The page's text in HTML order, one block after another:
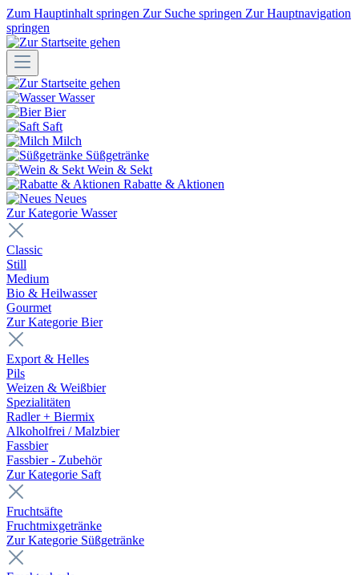
Zum Hauptinhalt springen Zur Suche springen Zur Hauptnavigation
springen
Wasser
Bier
Saft
Milch
Süßgetränke
Wein & Sekt
Rabatte & Aktionen
Neues
Zur Kategorie Wasser
Classic
Still
Medium
Bio & Heilwasser
Gourmet
Zur Kategorie Bier
Export & Helles
Pils
Weizen & Weißbier
Spezialitäten
Radler + Biermix
Alkoholfrei / Malzbier
Fassbier
Fassbier - Zubehör
Zur Kategorie Saft
Fruchtsäfte
Fruchtmixgetränke
Zur Kategorie Süßgetränke